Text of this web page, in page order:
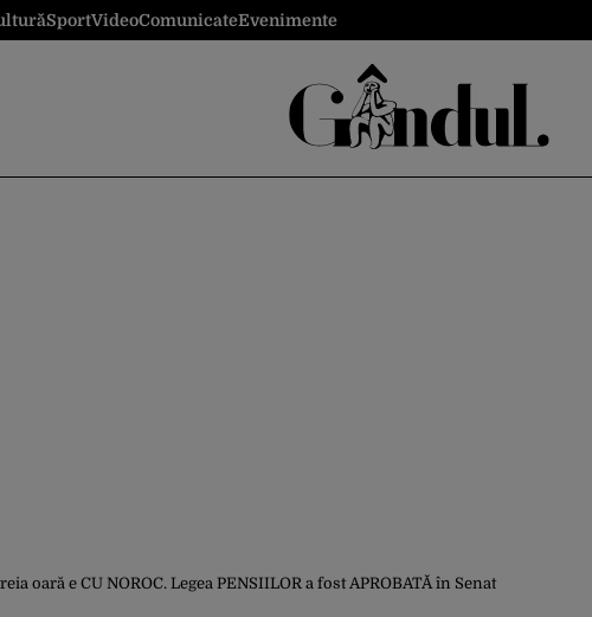
SportVideoComunicateEvenimente
oară e CU NOROC. Legea PENSIILOR a fost APROBATĂ în Senat